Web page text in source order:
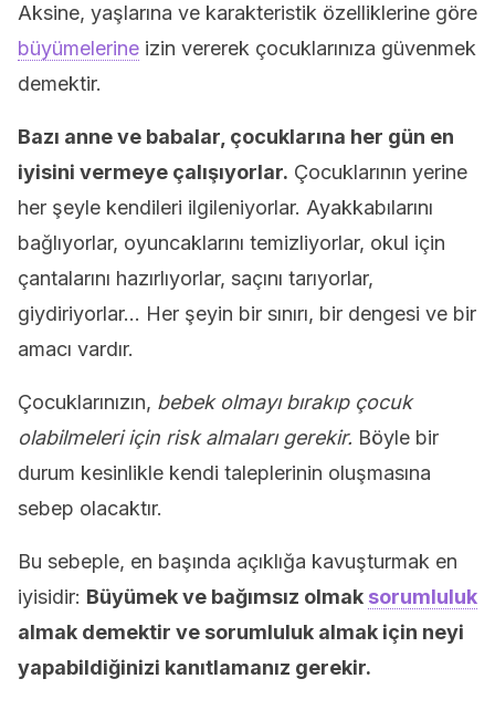
Aksine, yaşlarına ve karakteristik özelliklerine göre
büyümelerine izin vererek çocuklarınıza güvenmek
demektir.
Bazı anne ve babalar, çocuklarına her gün en
iyisini vermeye çalışıyorlar. Çocuklarının yerine
her şeyle kendileri ilgileniyorlar. Ayakkabılarını
bağlıyorlar, oyuncaklarını temizliyorlar, okul için
çantalarını hazırlıyorlar, saçını tarıyorlar,
giydiriyorlar… Her şeyin bir sınırı, bir dengesi ve bir
amacı vardır.
Çocuklarınızın, bebek olmayı bırakıp çocuk
olabilmeleri için risk almaları gerekir. Böyle bir
durum kesinlikle kendi taleplerinin oluşmasına
sebep olacaktır.
Bu sebeple, en başında açıklığa kavuşturmak en
iyisidir: Büyümek ve bağımsız olmak sorumluluk
almak demektir ve sorumluluk almak için neyi
yapabildiğinizi kanıtlamanız gerekir.